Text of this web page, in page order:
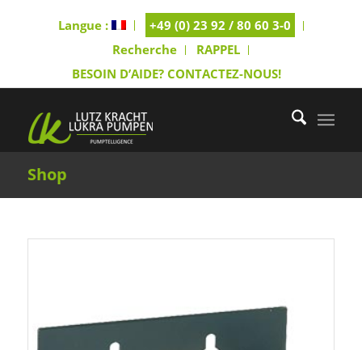
Langue :
+49 (0) 23 92 / 80 60 3-0
Recherche
RAPPEL
BESOIN D’AIDE? CONTACTEZ-NOUS!
Shop